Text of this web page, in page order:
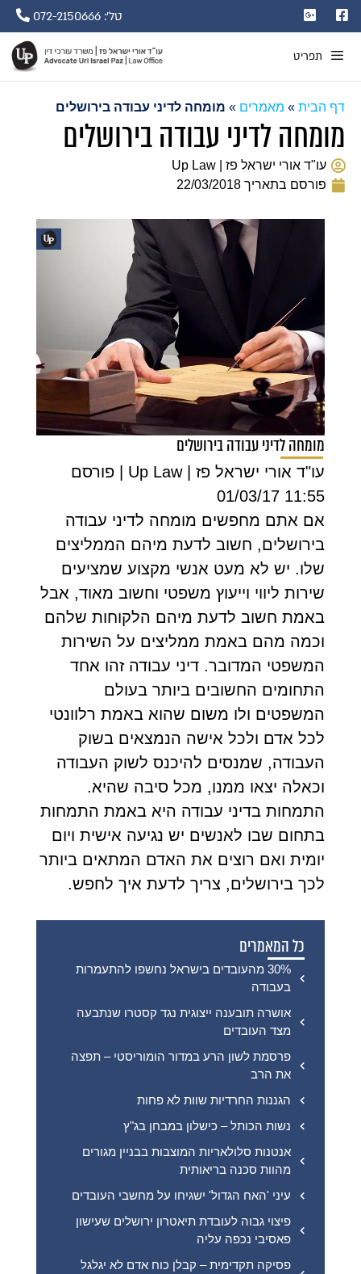
טל': 072-2150666
תפריט
דף הבית » מאמרים » מומחה לדיני עבודה בירושלים
מומחה לדיני עבודה בירושלים
עו"ד אורי ישראל פז | Up Law
פורסם בתאריך 22/03/2018
כל המאמרים
30% מהעובדים בישראל נחשפו להתעמרות
בעבודה
אושרה תובענה ייצוגית נגד קסטרו שנתבעה
מצד העובדים
פרסמת לשון הרע במדור הומוריסטי – תפצה
את הרב
הגננות החרדיות שוות לא פחות
נשות הכותל – כישלון במבחן בג"ץ
אנטנות סלולאריות המוצבות בבניין מגורים
מהוות סכנה בריאותית
עיני 'האח הגדול' ישגיחו על מחשבי העובדים
פיצוי גבוה לעובדת תיאטרון ירושלים שעישון
פאסיבי נכפה עליה
פסיקה תקדימית – קבלן כוח אדם לא יגלגל
מומחה לדיני עבודה בירושלים
עו"ד אורי ישראל פז | Up Law | פורסם
11:55 01/03/17
אם אתם מחפשים מומחה לדיני עבודה
בירושלים, חשוב לדעת מיהם הממליצים
שלו. יש לא מעט אנשי מקצוע שמציעים
שירות ליווי וייעוץ משפטי וחשוב מאוד, אבל
באמת חשוב לדעת מיהם הלקוחות שלהם
וכמה מהם באמת ממליצים על השירות
המשפטי המדובר. דיני עבודה זהו אחד
התחומים החשובים ביותר בעולם
המשפטים ולו משום שהוא באמת רלוונטי
לכל אדם ולכל אישה הנמצאים בשוק
העבודה, שמנסים להיכנס לשוק העבודה
וכאלה יצאו ממנו, מכל סיבה שהיא.
התמחות בדיני עבודה היא באמת התמחות
בתחום שבו לאנשים יש נגיעה אישית ויום
יומית ואם רוצים את האדם המתאים ביותר
לכך בירושלים, צריך לדעת איך לחפש.